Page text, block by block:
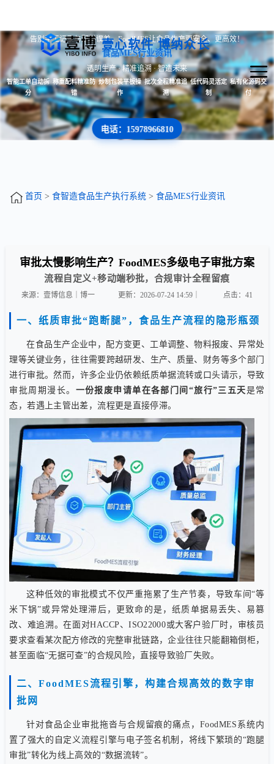
壹心软件 博纳众长
告别手工记录与配料误差，FoodMES让食品生产更安全、更高效！
食品MES行业资讯
透明生产 · 精准追溯 · 智造未来
智能工单自动拆
分
称重配料精准防
错
炒制包装平板操
作
批次全程精准追
溯
低代码灵活定
制
私有化源码交
付
电话：15978966810
首页 > 食智造食品生产执行系统> 食品MES行业资讯
审批太慢影响生产？FoodMES多级电子审批方案
流程自定义+移动端秒批，合规审计全程留痕
来源：壹博信息｜博一 更新：2026-07-24 14:59｜ 点击：41
一、纸质审批“跑断腿”，食品生产流程的隐形瓶颈
在食品生产企业中，配方变更、工单调整、物料报废、异常处
理等关键业务，往往需要跨越研发、生产、质量、财务等多个部门
进行审批。然而，许多企业仍依赖纸质单据流转或口头请示，导致
审批周期漫长。 一份报废申请单在各部门间“旅行”三五天是常
态，若遇上主管出差，流程更是直接停滞。
这种低效的审批模式不仅严重拖累了生产节奏，导致车间“等
米下锅”或异常处理滞后，更致命的是，纸质单据易丢失、易篡
改、难追溯。在面对HACCP、ISO22000或大客户验厂时，审核员
要求查看某次配方修改的完整审批链路，企业往往只能翻箱倒柜，
甚至面临“无据可查”的合规风险，直接导致验厂失败。
二、FoodMES流程引擎，构建合规高效的数字审
批网
针对食品企业审批拖沓与合规留痕的痛点，FoodMES系统内
置了强大的自定义流程引擎与电子签名机制，将线下繁琐的“跑腿
审批”转化为线上高效的“数据流转”。